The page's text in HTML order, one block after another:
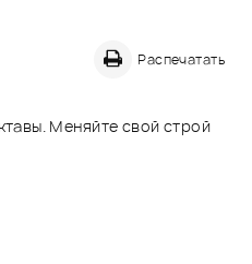
Распечатать
Меняйте свой строй